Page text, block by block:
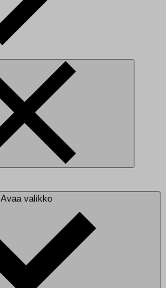
Avaa valikko